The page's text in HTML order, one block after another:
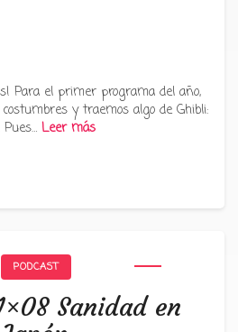
Para el primer programa del año,
y traemos algo de Ghibli:
Leer más
PODCAST
Sanidad en